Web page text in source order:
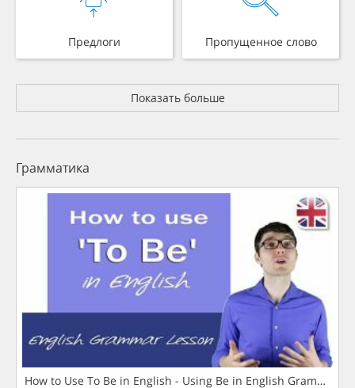
Предлоги Пропущенное слово
Показать больше
Грамматика
How to Use To Be in English - Using Be in English Grammar